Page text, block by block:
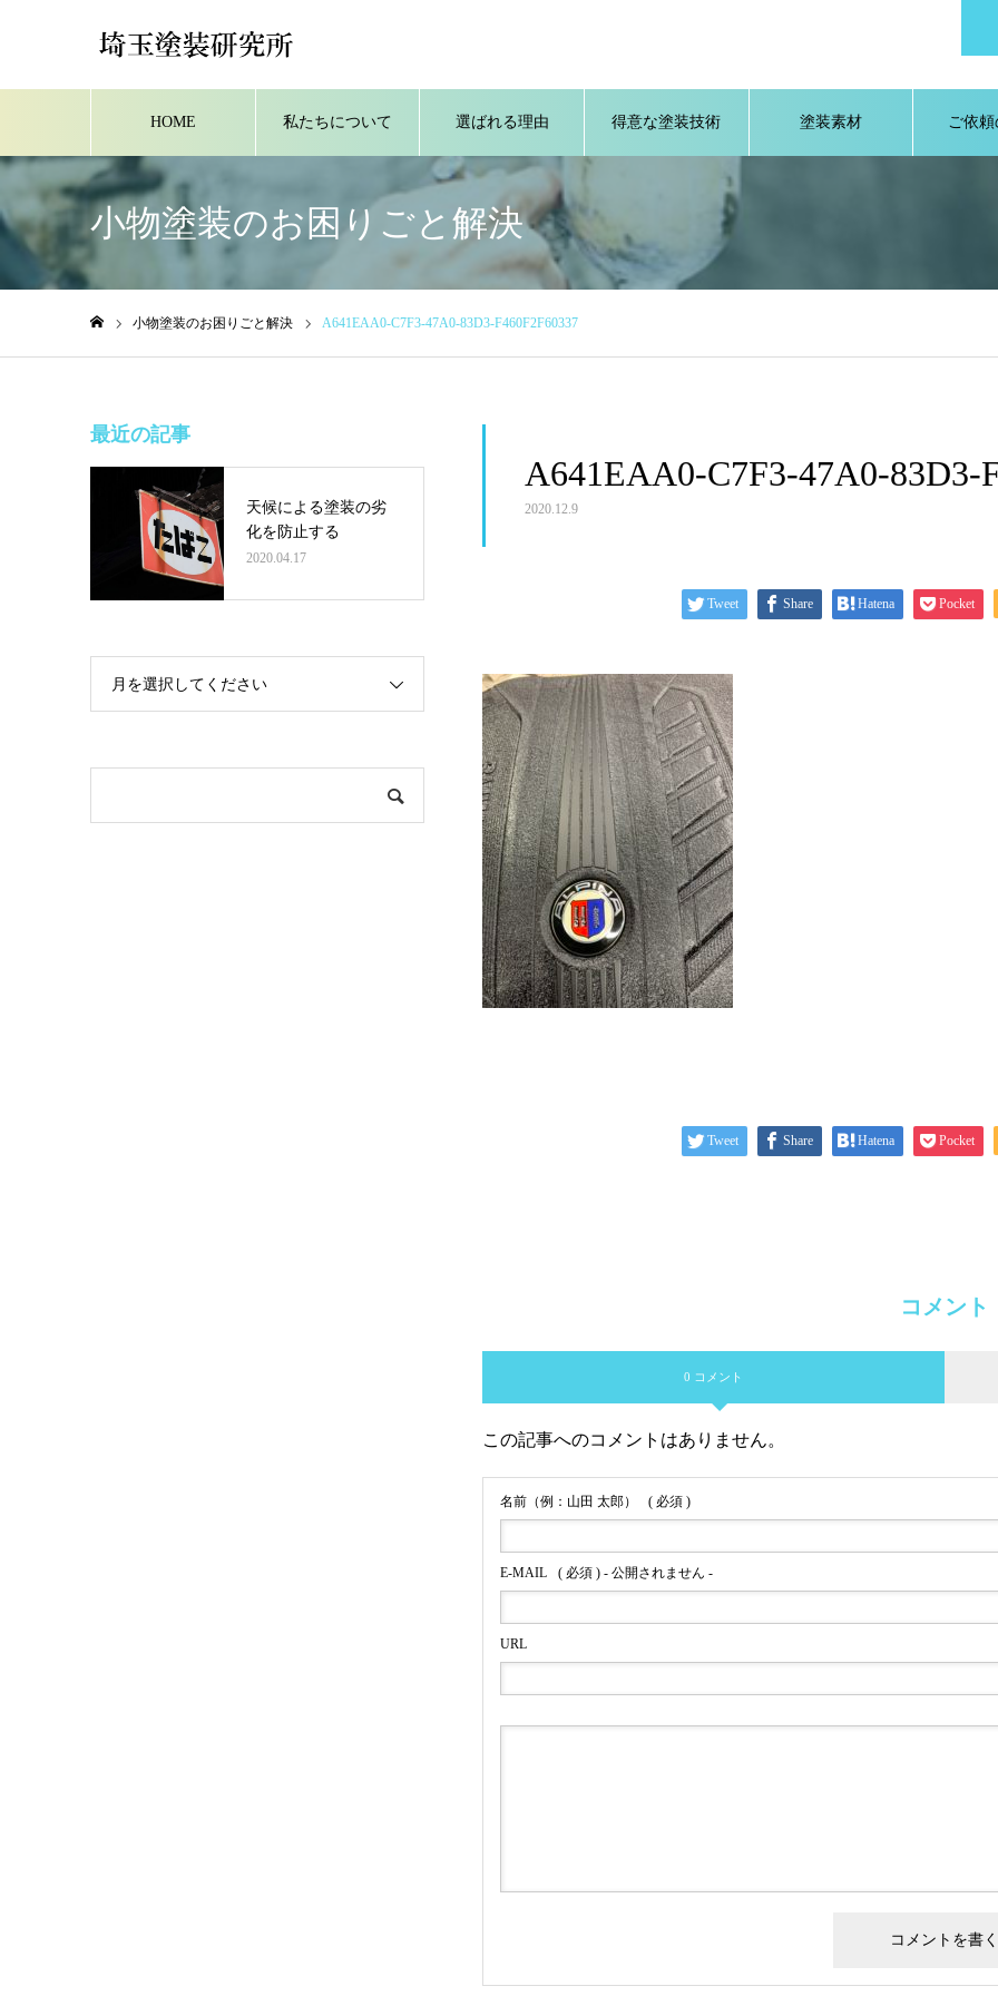
HOME 私たちについて 選ばれる理由 得意な塗装技術 塗装素材 ご依
小物塗装のお困りごと解決
小物塗装のお困りごと解決 A641EAA0-C7F3-47A0-83D3-F460F2F60337
A641EAA0-C7F3-47A0-83D3-
2020.12.9
Tweet Share Hatena Pocket
Tweet Share Hatena Pocket
コメント
0 コメント
この記事へのコメントはありません。
名前（例：山田 太郎） ( 必須 )
E-MAIL ( 必須 ) - 公開されません -
URL
最近の記事
天候による塗装の劣
化を防止する
2020.04.17
月を選択してください